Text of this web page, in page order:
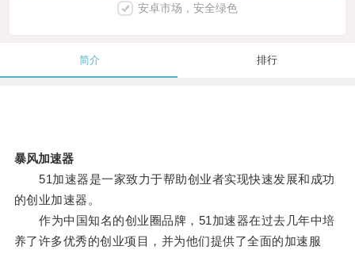
安卓市场，安全绿色
简介 排行
暴风加速器
51加速器是一家致力于帮助创业者实现快速发展和成功
的创业加速器。
作为中国知名的创业圈品牌，51加速器在过去几年中培
养了许多优秀的创业项目，并为他们提供了全面的加速服